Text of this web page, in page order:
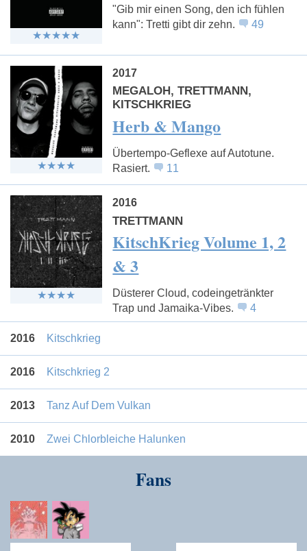
"Gib mir einen Song, den ich fühlen
kann": Tretti gibt dir zehn.
49
2017
MEGALOH, TRETTMANN,
KITSCHKRIEG
Herb & Mango
Übertempo-Geflexe auf Autotune.
Rasiert.
11
2016
TRETTMANN
KitschKrieg Volume 1, 2
& 3
Düsterer Cloud, codeingetränkter
Trap und Jamaika-Vibes.
4
2016 Kitschkrieg
2016 Kitschkrieg 2
2013 Tanz Auf Dem Vulkan
2010 Zwei Chlorbleiche Halunken
Fans